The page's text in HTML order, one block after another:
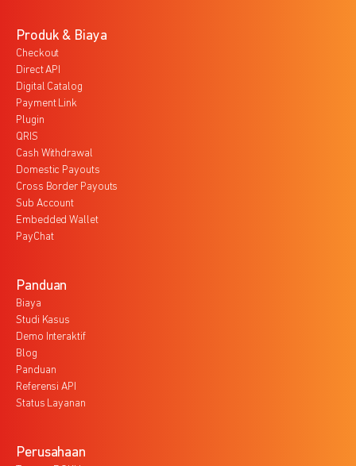
Produk & Biaya
Checkout
Direct API
Digital Catalog
Payment Link
Plugin
QRIS
Cash Withdrawal
Domestic Payouts
Cross Border Payouts
Sub Account
Embedded Wallet
PayChat
Panduan
Biaya
Studi Kasus
Demo Interaktif
Blog
Panduan
Referensi API
Status Layanan
Perusahaan